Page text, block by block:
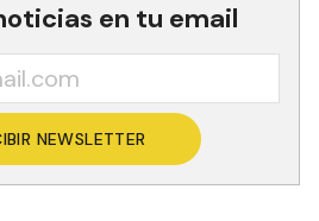
en tu email
NEWSLETTER